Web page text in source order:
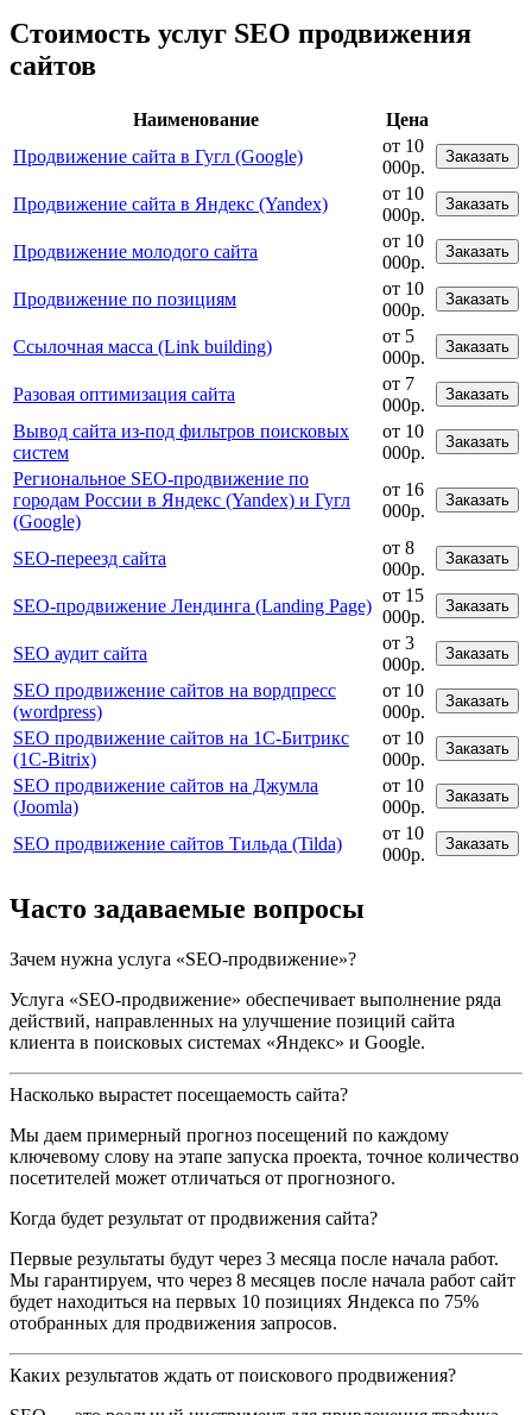
Стоимость услуг SEO продвижения
сайтов
Наименование
Цена
Продвижение сайта в Гугл (Google)
от 10
000р.
Заказать
Продвижение сайта в Яндекс (Yandex)
от 10
000р.
Заказать
Продвижение молодого сайта
от 10
000р.
Заказать
Продвижение по позициям
от 10
000р.
Заказать
Ссылочная масса (Link building)
от 5
000р.
Заказать
Разовая оптимизация сайта
от 7
000р.
Заказать
Вывод сайта из-под фильтров поисковых
систем
от 10
000р.
Заказать
Региональное SEO-продвижение по
городам России в Яндекс (Yandex) и Гугл
(Google)
от 16
000р.
Заказать
SEO-переезд сайта
от 8
000р.
Заказать
SEO-продвижение Лендинга (Landing Page)
от 15
000р.
Заказать
SEO аудит сайта
от 3
000р.
Заказать
SEO продвижение сайтов на вордпресс
(wordpress)
от 10
000р.
Заказать
SEO продвижение сайтов на 1С-Битрикс
(1C-Bitrix)
от 10
000р.
Заказать
SEO продвижение сайтов на Джумла
(Joomla)
от 10
000р.
Заказать
SEO продвижение сайтов Тильда (Tilda)
от 10
000р.
Заказать
Часто задаваемые вопросы
Зачем нужна услуга «SEO-продвижение»?
Услуга «SEO-продвижение» обеспечивает выполнение ряда
действий, направленных на улучшение позиций сайта
клиента в поисковых системах «Яндекс» и Google.
Насколько вырастет посещаемость сайта?
Мы даем примерный прогноз посещений по каждому
ключевому слову на этапе запуска проекта, точное количество
посетителей может отличаться от прогнозного.
Когда будет результат от продвижения сайта?
Первые результаты будут через 3 месяца после начала работ.
Мы гарантируем, что через 8 месяцев после начала работ сайт
будет находиться на первых 10 позициях Яндекса по 75%
отобранных для продвижения запросов.
Каких результатов ждать от поискового продвижения?